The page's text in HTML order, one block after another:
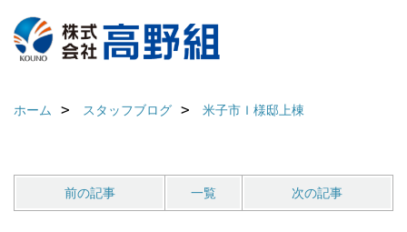
ホーム スタッフブログ 米子市Ｉ様邸上棟
前の記事 一覧 次の記事